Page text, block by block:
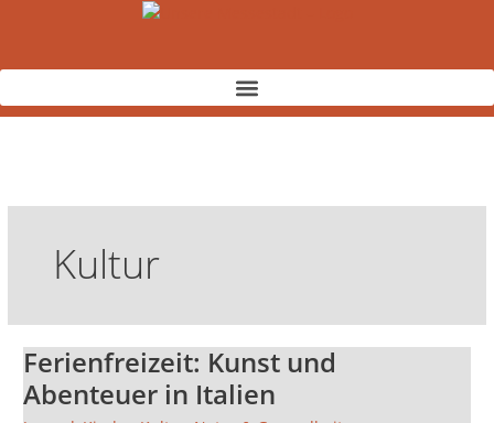
Kultur
Ferienfreizeit: Kunst und
Abenteuer in Italien
Ferienfreizeit:
Kunst
und